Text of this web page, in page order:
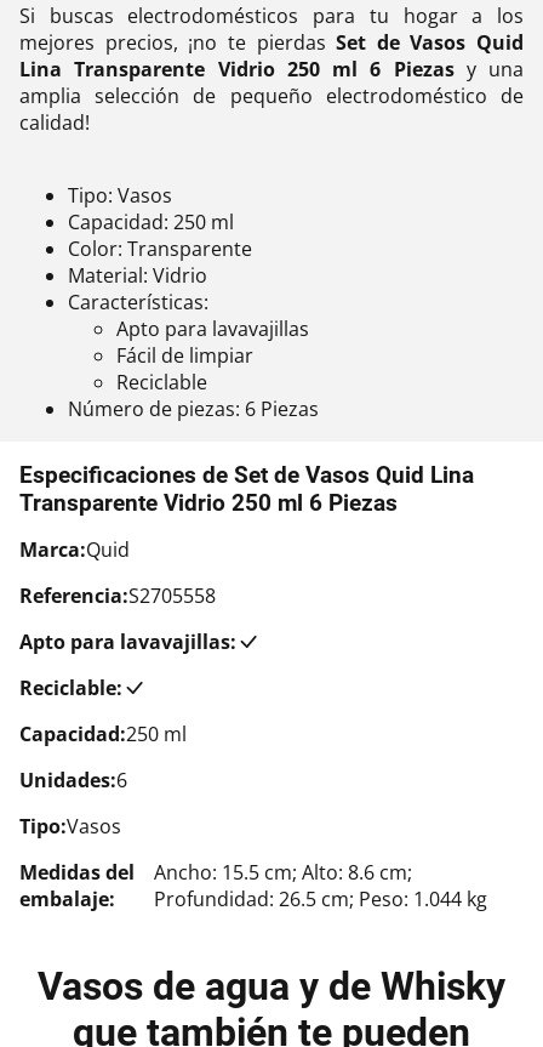
Si buscas electrodomésticos para tu hogar a los
mejores precios, ¡no te pierdasSet de Vasos Quid
Lina Transparente Vidrio 250 ml 6 Piezasy una
amplia selección de pequeño electrodoméstico de
calidad!
Tipo: Vasos
Capacidad: 250 ml
Color: Transparente
Material: Vidrio
Características:
Apto para lavavajillas
Fácil de limpiar
Reciclable
Número de piezas: 6 Piezas
Especificaciones de Set de Vasos Quid Lina
Transparente Vidrio 250 ml 6 Piezas
Marca:Quid
Referencia:S2705558
Apto para lavavajillas:
Reciclable:
Capacidad:250 ml
Unidades:6
Tipo:Vasos
Medidas del
embalaje:
Ancho: 15.5 cm; Alto: 8.6 cm;
Profundidad: 26.5 cm; Peso: 1.044 kg
Vasos de agua y de Whisky
que también te pueden